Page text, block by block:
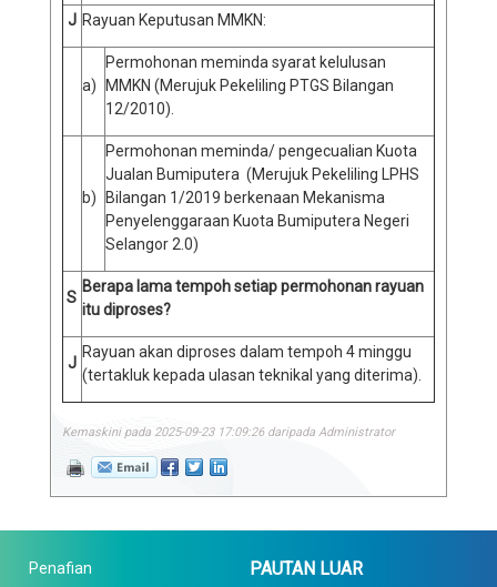
J Rayuan Keputusan MMKN:
a)
Permohonan meminda syarat kelulusan
MMKN (Merujuk Pekeliling PTGS Bilangan
12/2010).
b)
Permohonan meminda/ pengecualian Kuota
Jualan Bumiputera (Merujuk Pekeliling LPHS
Bilangan 1/2019 berkenaan Mekanisma
Penyelenggaraan Kuota Bumiputera Negeri
Selangor 2.0)
S
Berapa lama tempoh setiap permohonan rayuan
itu diproses?
J
Rayuan akan diproses dalam tempoh 4 minggu
(tertakluk kepada ulasan teknikal yang diterima).
Kemaskini pada 2025-09-23 17:09:26 daripada Administrator
Penafian PAUTAN LUAR